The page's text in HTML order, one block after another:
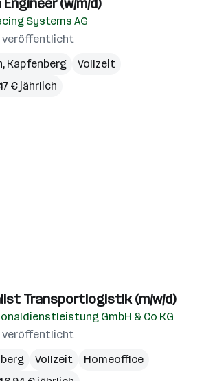
(w/m/d)
Systems AG
veröffentlicht
, Kapfenberg
Vollzeit
€ jährlich
Transportlogistik (m/w/d)
GmbH & Co KG
veröffentlicht
Vollzeit
Homeoffice